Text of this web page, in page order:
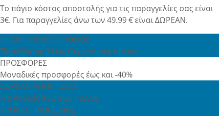
Το πάγιο κόστος αποστολής για τις παραγγελίες σας είναι
3€. Για παραγγελίες άνω των 49.99 € είναι ΔΩΡΕΑΝ.
ΕΚΤΙΜΩΜΕΝΟΣ ΧΡΟΝΟΣ
Παράδοσης 3 έως 6 εργάσιμες ημέρες
ΠΡΟΣΦΟΡΕΣ
Μοναδικές προσφορές έως και -40%
ΔΩΡΕΑΝ ΑΠΟΣΤΟΛΕΣ
Για Αγορές Άνω των 49,99€
ΤΡΟΠΟΙ ΠΛΗΡΩΜΗΣ